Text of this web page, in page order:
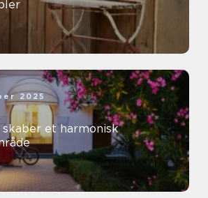
2025
skaber et harmonisk